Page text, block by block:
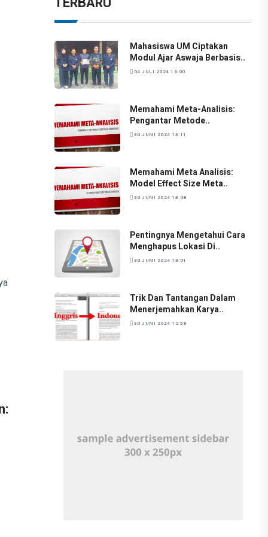
Mahasiswa UM Ciptakan
Modul Ajar Aswaja Berbasis..
04 JULI 2024 16:00
Memahami Meta-Analisis:
Pengantar Metode..
30 JUNI 2024 13:11
Memahami Meta Analisis:
Model Effect Size Meta..
30 JUNI 2024 13:08
Pentingnya Mengetahui Cara
Menghapus Lokasi Di..
30 JUNI 2024 13:01
Trik Dan Tantangan Dalam
Menerjemahkan Karya..
30 JUNI 2024 12:58